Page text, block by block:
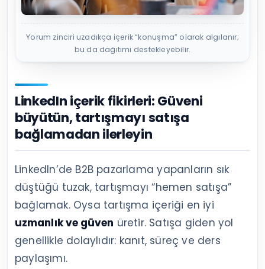
Yorum zinciri uzadıkça içerik “konuşma” olarak algılanır;
bu da dağıtımı destekleyebilir.
LinkedIn içerik fikirleri: Güveni
büyütün, tartışmayı satışa
bağlamadan ilerleyin
LinkedIn’de B2B pazarlama yapanların sık
düştüğü tuzak, tartışmayı “hemen satışa”
bağlamak. Oysa tartışma içeriği en iyi
uzmanlık ve güven üretir. Satışa giden yol
genellikle dolaylıdır: kanıt, süreç ve ders
paylaşımı.